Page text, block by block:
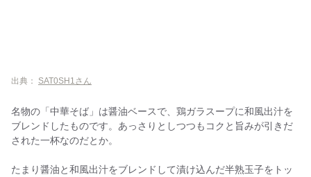
出典： SAT0SH1さん
名物の「中華そば」は醤油ベースで、鶏ガラスープに和風出汁を
ブレンドしたものです。あっさりとしつつもコクと旨みが引きだ
された一杯なのだとか。
たまり醤油と和風出汁をブレンドして漬け込んだ半熟玉子をトッ